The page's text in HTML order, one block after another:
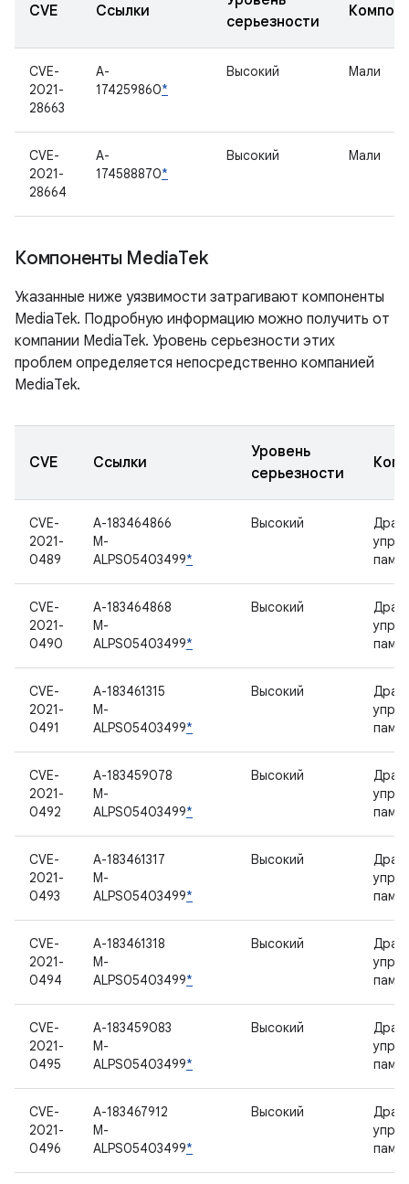
CVE Ссылки
серьезности
CVE-
2021-
28663
A-
174259860*
Высокий Мали
CVE-
2021-
28664
A-
174588870*
Высокий Мали
Компоненты MediaTek
Указанные ниже уязвимости затрагивают компоненты
MediaTek. Подробную информацию можно получить от
компании MediaTek. Уровень серьезности этих
проблем определяется непосредственно компанией
MediaTek.
CVE Ссылки
Уровень
серьезности
CVE-
2021-
0489
A-183464866
M-
ALPS05403499*
Высокий
CVE-
2021-
0490
A-183464868
M-
ALPS05403499*
Высокий
CVE-
2021-
0491
A-183461315
M-
ALPS05403499*
Высокий
CVE-
2021-
0492
A-183459078
M-
ALPS05403499*
Высокий
CVE-
2021-
0493
A-183461317
M-
ALPS05403499*
Высокий
CVE-
2021-
0494
A-183461318
M-
ALPS05403499*
Высокий
CVE-
2021-
0495
A-183459083
M-
ALPS05403499*
Высокий
CVE-
2021-
0496
A-183467912
M-
ALPS05403499*
Высокий